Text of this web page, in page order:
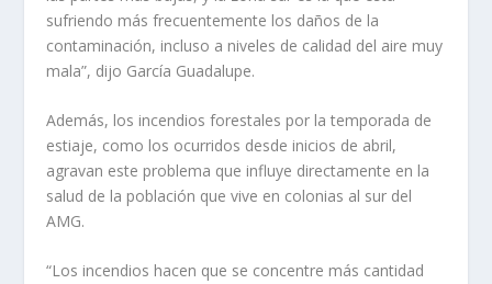
sufriendo más frecuentemente los daños de la
contaminación, incluso a niveles de calidad del aire muy
mala”, dijo García Guadalupe.
Además, los incendios forestales por la temporada de
estiaje, como los ocurridos desde inicios de abril,
agravan este problema que influye directamente en la
salud de la población que vive en colonias al sur del
AMG.
“Los incendios hacen que se concentre más cantidad